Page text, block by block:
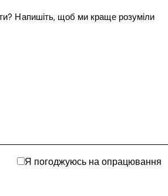
Я погоджуюсь на опрацювання